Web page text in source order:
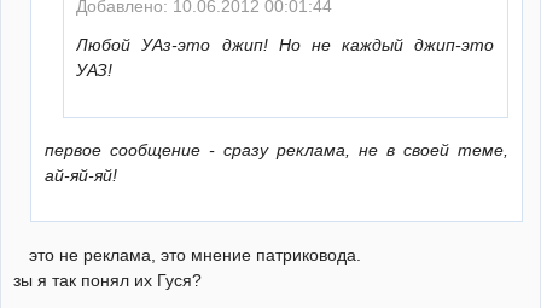
Добавлено: 10.06.2012 00:01:44
Любой УАз-это джип! Но не каждый джип-это
УАЗ!
первое сообщение - сразу реклама, не в своей теме,
ай-яй-яй!
это не реклама, это мнение патриковода.
зы я так понял их Гуся?